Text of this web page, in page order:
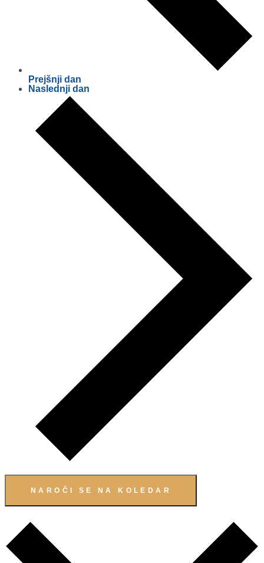
Prejšnji dan
Naslednji dan
NAROČI SE NA KOLEDAR